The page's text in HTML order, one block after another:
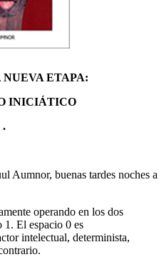
ETAPA:
INICIÁTICO
.
Aumnor, buenas tardes noches a
operando en los dos
1. El espacio 0 es
intelectual, determinista,